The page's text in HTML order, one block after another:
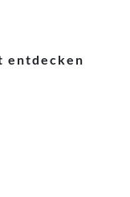
entdecken